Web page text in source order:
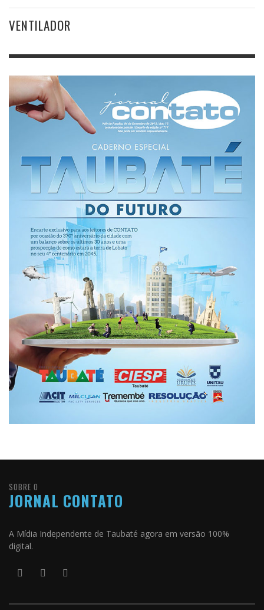
VENTILADOR
SOBRE O
JORNAL CONTATO
A Mídia Independente de Taubaté agora em versão 100%
digital.